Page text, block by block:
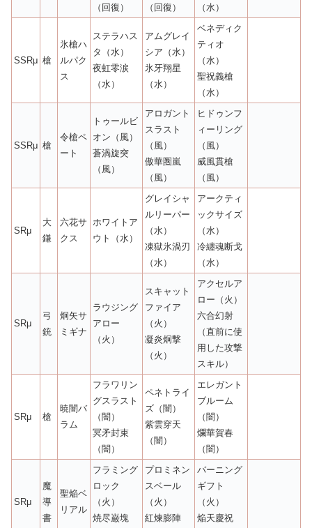
（回復）
（回復）
（水）
SSRμ 槍
氷槍ハ
ルパク
ス
ステラハス
タ（水）
夜虹零涙
（水）
アムグレイ
シア（水）
氷牙翔星
（水）
ベネディク
ティオ
（水）
聖祝義槍
（水）
SSRμ 槍
令槍ペ
ート
トゥールビ
オン（風）
蒼渦旋突
（風）
アロガント
スラスト
（風）
傲華圏嵐
（風）
ヒドゥンフ
ィーリング
（風）
威風貫槍
（風）
SRμ
大
鎌
六花サ
クス
ホワイトア
ウト（水）
グレイシャ
ルリーパー
（水）
凍獄氷渦刃
（水）
アークティ
ックサイズ
（水）
冷纏魂断戈
（水）
SRμ
弓
銃
炯矢サ
ミギナ
ラウジング
アロー
（火）
スキャット
ファイア
（火）
凝炎炯撃
（火）
アクセルア
ロー（火）
六合幻射
（直前に使
用した攻撃
スキル）
SRμ 槍
暁闇バ
ラム
フラワリン
グスラスト
（闇）
冥矛封束
（闇）
ペネトライ
ズ（闇）
紫雲穿天
（闇）
エレガント
ブルーム
（闇）
爛華賀春
（闇）
SRμ
魔
導
書
聖焔ベ
リアル
フラミング
ロック
（火）
焼尽巌塊
プロミネン
スベール
（火）
紅煉膨陣
バーニング
ギフト
（火）
焔天慶祝